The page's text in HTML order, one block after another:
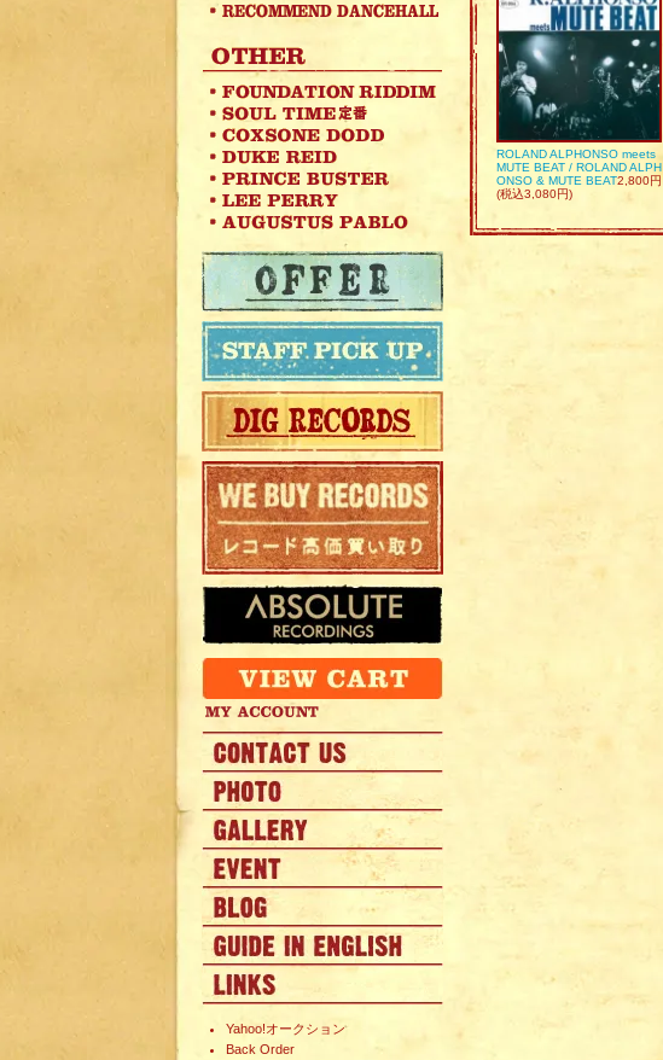
Yahoo!オークション
Back Order
ROLAND ALPHONSO meets
MUTE BEAT / ROLAND ALPH
ONSO & MUTE BEAT2,800円
(税込3,080円)